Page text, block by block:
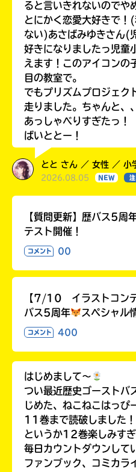
ると言いきれないのでや
とにかく恋愛大好きで！
ない)あさばみゆきさん(
好きになりましたっ児童
えます！このアイコンの
目の教室で。
でもプリズムプロジェク
走りました。ちゃんと、
あっしゃべりすぎたっ！
ばいととー！
とと さん ／ 女性 ／ 小
2026.08.05 NEW
【質問更新】歴バス5
テスト開催！
コメント 00
【7/10 イラストコン
バス5周年
スペシャル
コメント 400
はじめまして〜
つい最近歴史ゴーストバ
じめた、ねこねこはっぴ
11巻まで読破しました
というか12巻楽しみす
毎日カウントダウンし
ファンブック、コミカラ